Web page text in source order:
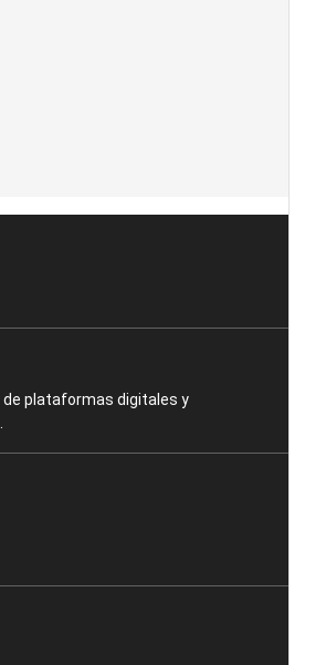
de plataformas digitales y